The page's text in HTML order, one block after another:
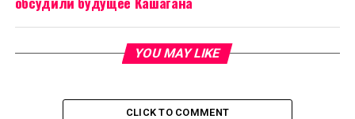
YOU MAY LIKE
CLICK TO COMMENT